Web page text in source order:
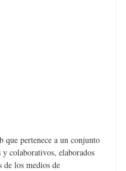
que pertenece a un conjunto
y colaborativos, elaborados
los medios de